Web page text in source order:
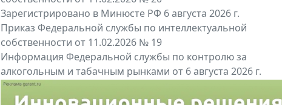
Зарегистрировано в Минюсте РФ 6 августа 2026 г.
Приказ Федеральной службы по интеллектуальной
собственности от 11.02.2026 № 19
Информация Федеральной службы по контролю за
алкогольным и табачным рынками от 6 августа 2026 г.
"Вниманию производителей и импортёров алкогольной...
Все федеральные документы